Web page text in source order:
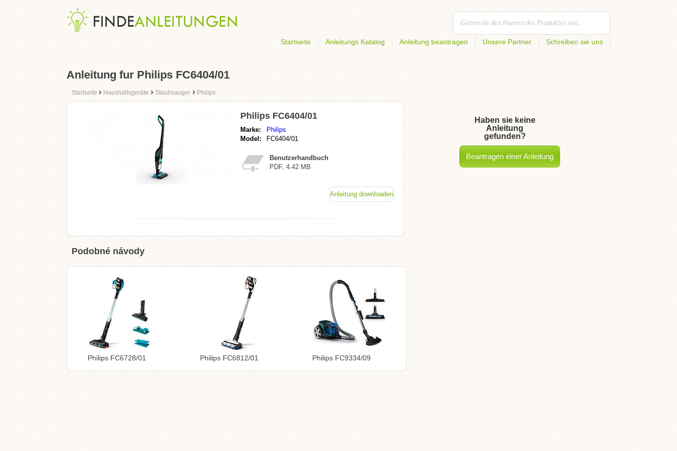
Startseite Anleitungs Katalog Anleitung beantragen Unsere Partner Schreiben sie uns
Anleitung fur Philips FC6404/01
Startseite › Haushaltsgeräte › Staubsauger › Philips
Philips FC6404/01
Marke:
Philips
Model:
FC6404/01
Benutzerhandbuch
PDF, 4.42 MB
Anleitung downloaden
Podobné návody
Philips FC6728/01 Philips FC6812/01 Philips FC9334/09
Haben sie keine
Anleitung
gefunden?
Beantragen einer Anleitung